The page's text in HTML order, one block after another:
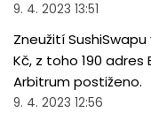
9. 4. 2023 13:51
Zneužití
Kč, z toho 190 adres
Arbitrum postiženo.
9. 4. 2023 12:56